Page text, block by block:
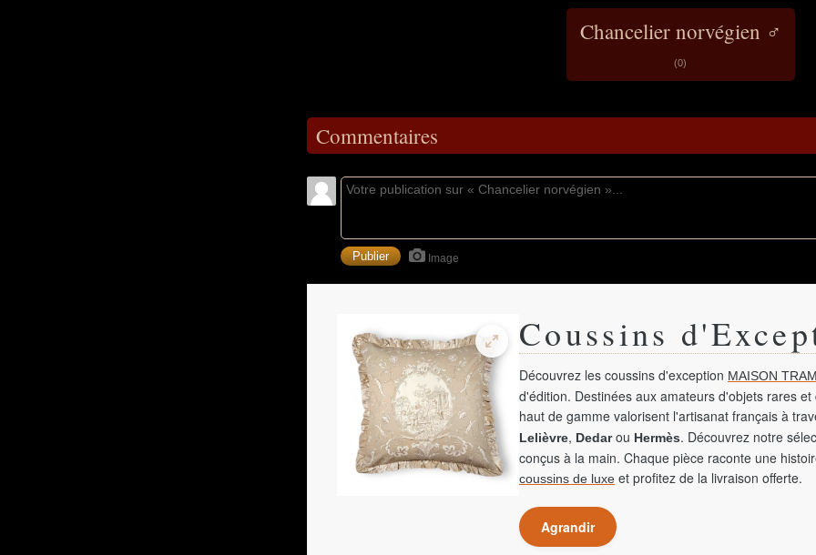
Chancelier norvégien ♂
(0)
Commentaires
Image
Coussins
Découvrez les coussins d'exception MAISON
d'édition. Destinées aux amateurs d'objets rares
haut de gamme valorisent l'artisanat français à
Lelièvre, Dedarou Hermès. Découvrez notre
conçus à la main. Chaque pièce raconte une
coussins de luxe et profitez de la livraison offerte.
Agrandir